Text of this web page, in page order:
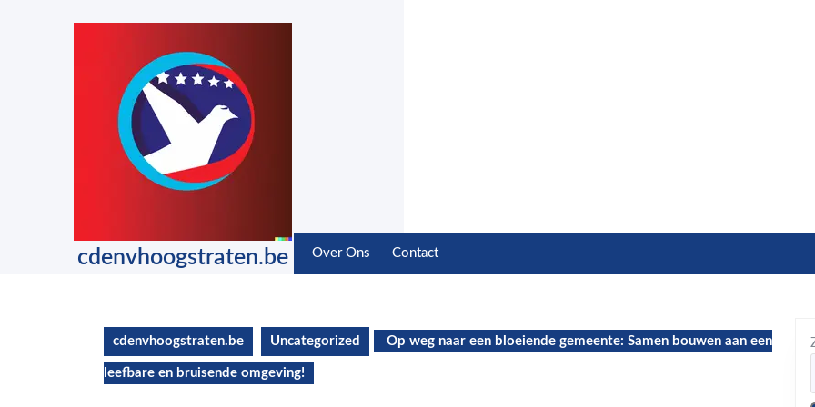
cdenvhoogstraten.be Over Ons Contact
cdenvhoogstraten.be Uncategorized Op weg naar een bloeiende gemeente: Samen bouwen aan een
leefbare en bruisende omgeving!